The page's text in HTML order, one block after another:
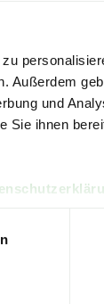
Außerdem
und
Sie ihnen